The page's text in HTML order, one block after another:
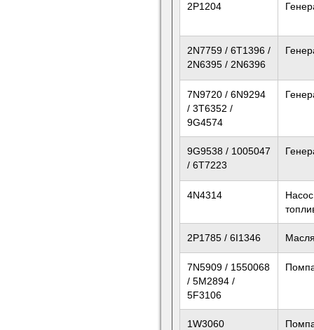
2P1204
2N7759 / 6T1396 /
2N6395 / 2N6396
7N9720 / 6N9294
/ 3T6352 /
9G4574
9G9538 / 1005047
/ 6T7223
4N4314
2P1785 / 6I1346
7N5909 / 1550068
/ 5M2894 /
5F3106
1W3060